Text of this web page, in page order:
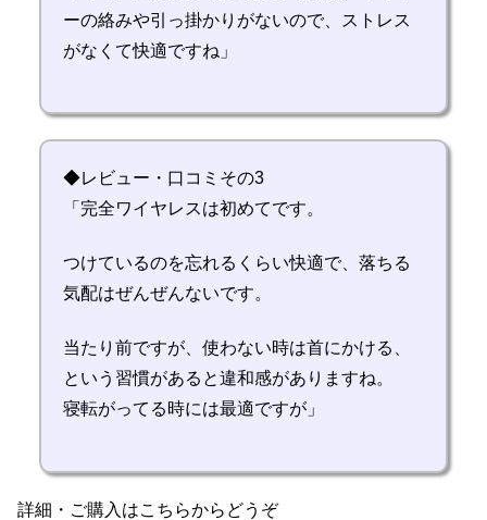
ーの絡みや引っ掛かりがないので、ストレス
がなくて快適ですね」
◆レビュー・口コミその3
「完全ワイヤレスは初めてです。
つけているのを忘れるくらい快適で、落ちる
気配はぜんぜんないです。
当たり前ですが、使わない時は首にかける、
という習慣があると違和感がありますね。
寝転がってる時には最適ですが」
詳細・ご購入はこちらからどうぞ